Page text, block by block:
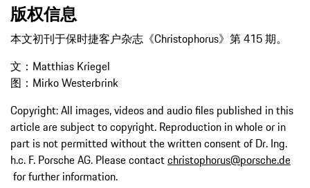
版权信息
本文初刊于保时捷客户杂志《Christophorus》第 415 期。
文：Matthias Kriegel
图：Mirko Westerbrink
Copyright: All images, videos and audio files published in this
article are subject to copyright. Reproduction in whole or in
part is not permitted without the written consent of Dr. Ing.
h.c. F. Porsche AG. Please contactchristophorus@porsche.de
for further information.